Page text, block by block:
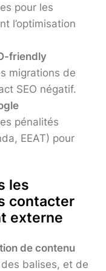
pour les
l’optimisation
friendly
migrations de
SEO négatif.
pénalités
EEAT) pour
les
contacter
externe
de contenu
balises, et de